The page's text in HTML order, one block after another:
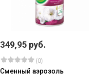
349,95 руб.
(0)
Сменный аэрозоль